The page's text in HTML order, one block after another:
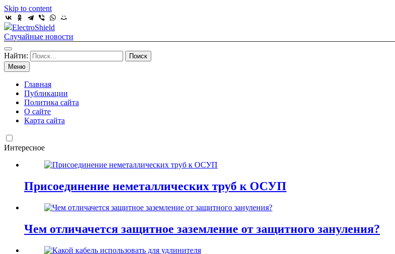
Skip to content
ElectroShield
Случайные новости
Найти:
Меню
Главная
Публикации
Политика сайта
О сайте
Карта сайта
Интересное
Присоединение неметаллических труб к ОСУП
Чем отличачется защитное заземление от защитного зануления?